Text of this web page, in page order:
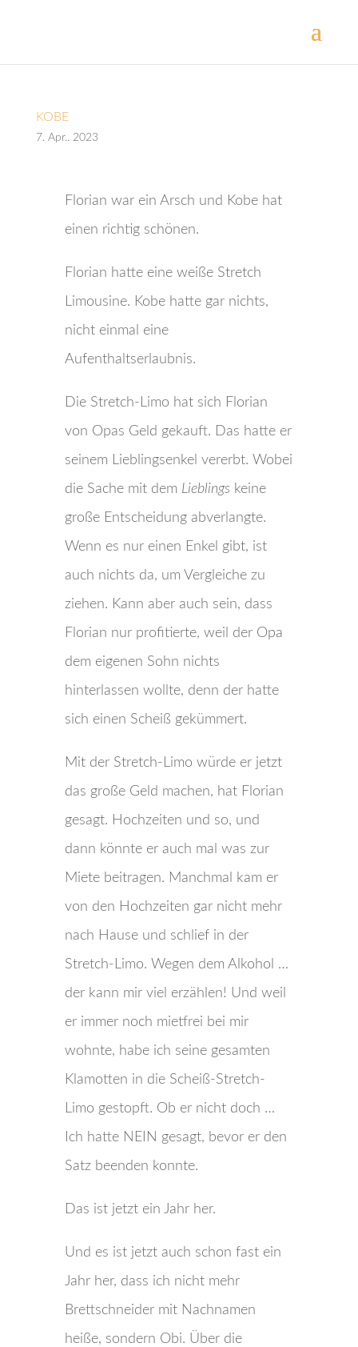
KOBE
7. Apr.. 2023
Florian war ein Arsch und Kobe hat
einen richtig schönen.
Florian hatte eine weiße Stretch
Limousine. Kobe hatte gar nichts,
nicht einmal eine
Aufenthaltserlaubnis.
Die Stretch-Limo hat sich Florian
von Opas Geld gekauft. Das hatte er
seinem Lieblingsenkel vererbt. Wobei
die Sache mit dem Lieblings keine
große Entscheidung abverlangte.
Wenn es nur einen Enkel gibt, ist
auch nichts da, um Vergleiche zu
ziehen. Kann aber auch sein, dass
Florian nur profitierte, weil der Opa
dem eigenen Sohn nichts
hinterlassen wollte, denn der hatte
sich einen Scheiß gekümmert.
Mit der Stretch-Limo würde er jetzt
das große Geld machen, hat Florian
gesagt. Hochzeiten und so, und
dann könnte er auch mal was zur
Miete beitragen. Manchmal kam er
von den Hochzeiten gar nicht mehr
nach Hause und schlief in der
Stretch-Limo. Wegen dem Alkohol …
der kann mir viel erzählen! Und weil
er immer noch mietfrei bei mir
wohnte, habe ich seine gesamten
Klamotten in die Scheiß-Stretch-
Limo gestopft. Ob er nicht doch …
Ich hatte NEIN gesagt, bevor er den
Satz beenden konnte.
Das ist jetzt ein Jahr her.
Und es ist jetzt auch schon fast ein
Jahr her, dass ich nicht mehr
Brettschneider mit Nachnamen
heiße, sondern Obi. Über die